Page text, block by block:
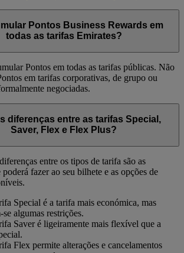
Pontos Business Rewards em
todas as tarifas Emirates?
Pontos em todas as tarifas públicas. Não
em tarifas corporativas, de grupo ou
negociadas.
diferenças entre as tarifas Special,
Saver, Flex e Flex Plus?
entre os tipos de tarifa são as
poderá fazer ao seu bilhete e as opções de
Special é a tarifa mais económica, mas
se algumas restrições.
Saver é ligeiramente mais flexível que a
Flex permite alterações e cancelamentos